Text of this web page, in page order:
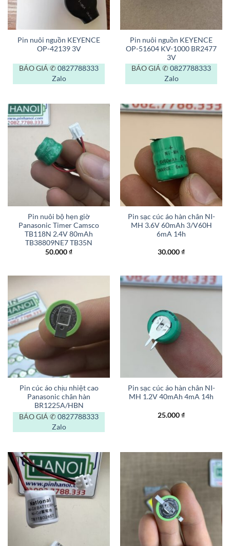
Pin nuôi nguồn KEYENCE
OP-42139 3V
BÁO GIÁ ✆ 0827788333
Zalo
Pin nuôi nguồn KEYENCE
OP-51604 KV-1000 BR2477
3V
BÁO GIÁ ✆ 0827788333
Zalo
Pin nuôi bộ hẹn giờ
Panasonic Timer Camsco
TB118N 2.4V 80mAh
TB38809NE7 TB35N
50.000₫
Pin sạc cúc áo hàn chân NI-
MH 3.6V 60mAh 3/V60H
6mA 14h
30.000₫
Pin cúc áo chịu nhiệt cao
Panasonic chân hàn
BR1225A/HBN
BÁO GIÁ ✆ 0827788333
Zalo
Pin sạc cúc áo hàn chân NI-
MH 1.2V 40mAh 4mA 14h
25.000₫